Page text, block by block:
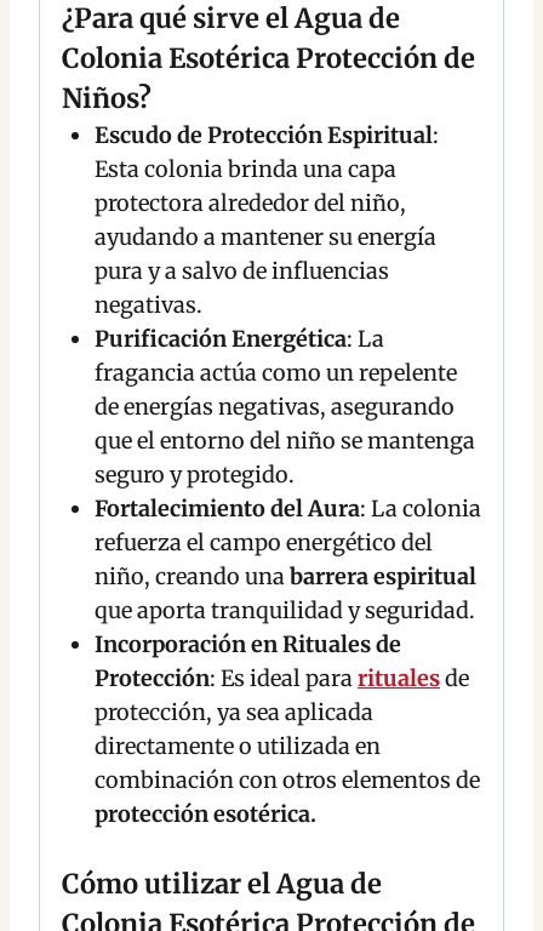
¿Para qué sirve el Agua de
Colonia Esotérica Protección de
Niños?
Escudo de Protección Espiritual:
Esta colonia brinda una capa
protectora alrededor del niño,
ayudando a mantener su energía
pura y a salvo de influencias
negativas.
Purificación Energética: La
fragancia actúa como un repelente
de energías negativas, asegurando
que el entorno del niño se mantenga
seguro y protegido.
Fortalecimiento del Aura: La colonia
refuerza el campo energético del
niño, creando unabarrera espiritual
que aporta tranquilidad y seguridad.
Incorporación en Rituales de
Protección: Es ideal pararitualesde
protección, ya sea aplicada
directamente o utilizada en
combinación con otros elementos de
protección esotérica.
Cómo utilizar el Agua de
Colonia Esotérica Protección de